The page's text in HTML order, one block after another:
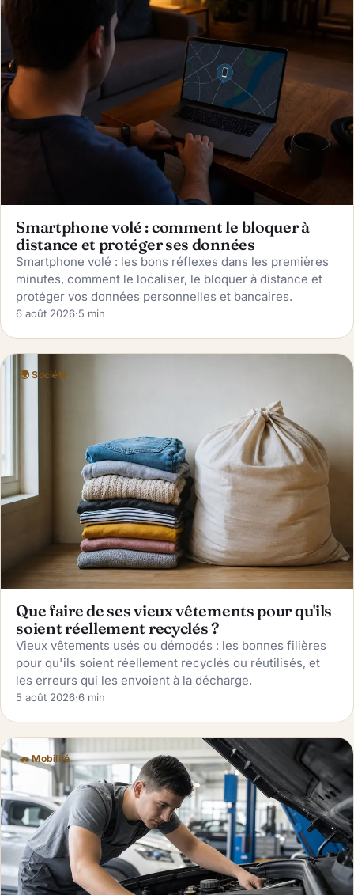
Smartphone volé : comment le bloquer à
distance et protéger ses données
Smartphone volé : les bons réflexes dans les premières
minutes, comment le localiser, le bloquer à distance et
protéger vos données personnelles et bancaires.
6 août 2026·5 min
🌍 Société
Que faire de ses vieux vêtements pour qu'ils
soient réellement recyclés ?
Vieux vêtements usés ou démodés : les bonnes filières
pour qu'ils soient réellement recyclés ou réutilisés, et
les erreurs qui les envoient à la décharge.
5 août 2026·6 min
🚗 Mobilité